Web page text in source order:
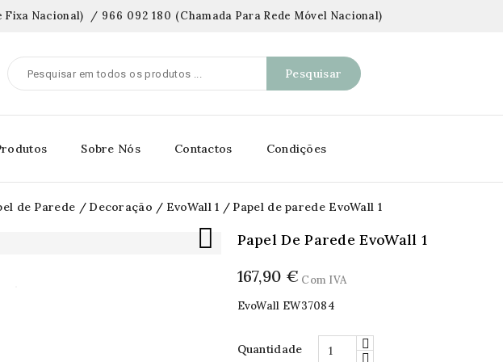
Fixa Nacional) / 966 092 180 (Chamada Para Rede Móvel Nacional)
Pesquisar
Sobre Nós Contactos Condições
de Parede Decoração EvoWall 1 Papel de parede EvoWall 1
 Papel De Parede EvoWall 1
167,90 € Com IVA
EvoWall EW37084
Quantidade